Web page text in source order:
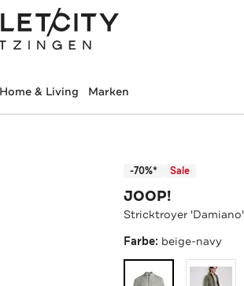
Home & Living Marken
-70%* Sale
JOOP!
Stricktroyer
Farbe: beige-navy